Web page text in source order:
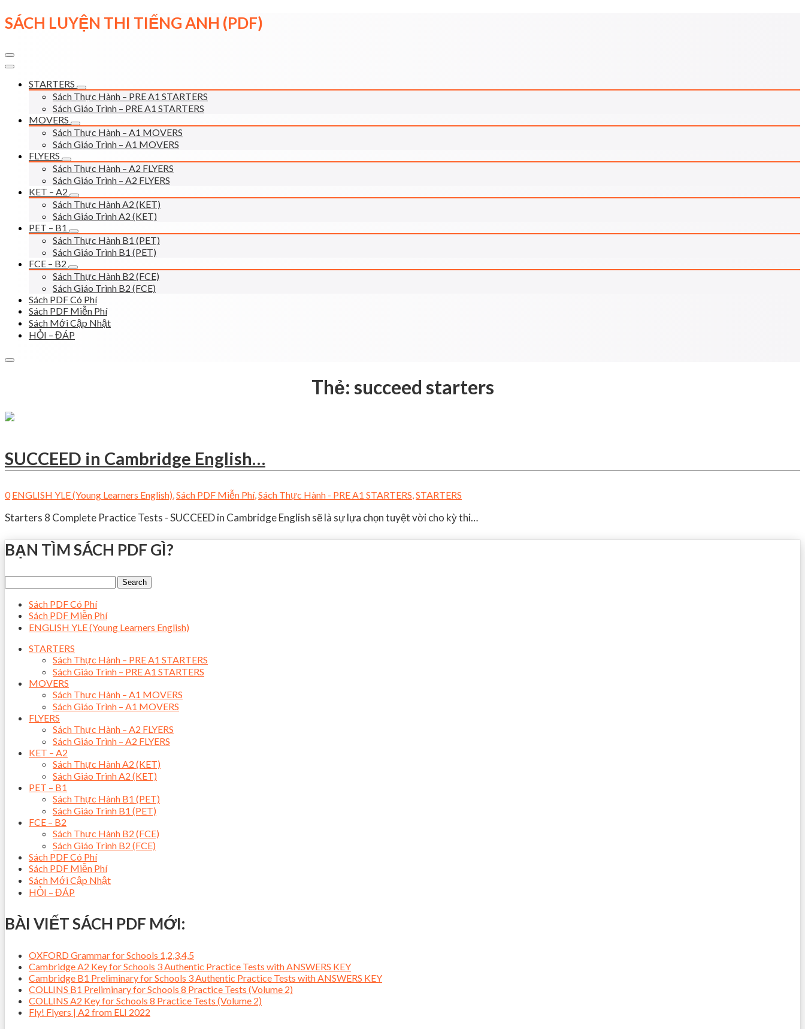
Skip
to
SÁCH LUYỆN THI TIẾNG ANH (PDF)
STARTERS
Sách Thực Hành – PRE A1 STARTERS
Sách Giáo Trình – PRE A1 STARTERS
MOVERS
Sách Thực Hành – A1 MOVERS
Sách Giáo Trình – A1 MOVERS
FLYERS
Sách Thực Hành – A2 FLYERS
Sách Giáo Trình – A2 FLYERS
KET – A2
Sách Thực Hành A2 (KET)
Sách Giáo Trình A2 (KET)
PET – B1
Sách Thực Hành B1 (PET)
Sách Giáo Trình B1 (PET)
FCE – B2
Sách Thực Hành B2 (FCE)
Sách Giáo Trình B2 (FCE)
Sách PDF Có Phí
Sách PDF Miễn Phí
Sách Mới Cập Nhật
HỎI – ĐÁP
Thẻ: succeed starters
SUCCEED in Cambridge English…
0 ENGLISH YLE (Young Learners English),Sách PDF Miễn Phí,Sách Thực Hành - PRE A1 STARTERS,STARTERS
Starters 8 Complete Practice Tests - SUCCEED in Cambridge English sẽ là sự lựa chọn tuyệt vời cho kỳ thi…
BẠN TÌM SÁCH PDF GÌ?
Sách PDF Có Phí
Sách PDF Miễn Phí
ENGLISH YLE (Young Learners English)
STARTERS
Sách Thực Hành – PRE A1 STARTERS
Sách Giáo Trình – PRE A1 STARTERS
MOVERS
Sách Thực Hành – A1 MOVERS
Sách Giáo Trình – A1 MOVERS
FLYERS
Sách Thực Hành – A2 FLYERS
Sách Giáo Trình – A2 FLYERS
KET – A2
Sách Thực Hành A2 (KET)
Sách Giáo Trình A2 (KET)
PET – B1
Sách Thực Hành B1 (PET)
Sách Giáo Trình B1 (PET)
FCE – B2
Sách Thực Hành B2 (FCE)
Sách Giáo Trình B2 (FCE)
Sách PDF Có Phí
Sách PDF Miễn Phí
Sách Mới Cập Nhật
HỎI – ĐÁP
BÀI VIẾT SÁCH PDF MỚI:
OXFORD Grammar for Schools 1,2,3,4,5
Cambridge A2 Key for Schools 3 Authentic Practice Tests with ANSWERS KEY
Cambridge B1 Preliminary for Schools 3 Authentic Practice Tests with ANSWERS KEY
COLLINS B1 Preliminary for Schools 8 Practice Tests (Volume 2)
COLLINS A2 Key for Schools 8 Practice Tests (Volume 2)
Fly! Flyers | A2 from ELI 2022